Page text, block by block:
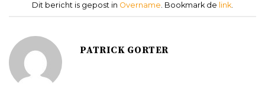
Dit bericht is gepost in Overname. Bookmark de link.
PATRICK GORTER